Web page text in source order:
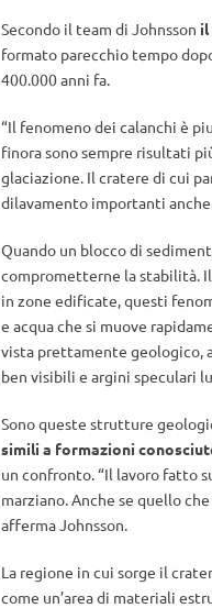
Secondo il team di Johnsson il
formato parecchio tempo
400.000 anni fa.
“Il fenomeno dei calanchi è
finora sono sempre risultati
glaciazione. Il cratere di cui
dilavamento importanti
Quando un blocco di
comprometterne la stabilità. Il
in zone edificate, questi
e acqua che si muove
vista prettamente geologico,
ben visibili e argini speculari
Sono queste strutture
simili a formazioni
un confronto. “Il lavoro fatto
marziano. Anche se quello
afferma Johnsson.
La regione in cui sorge il
come un’area di materiali